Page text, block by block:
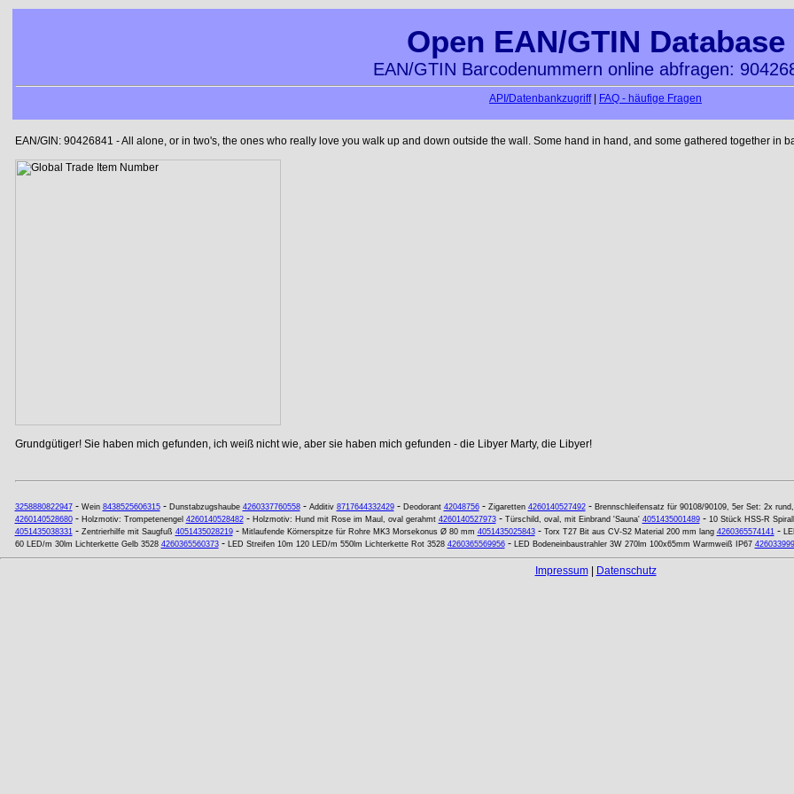
Open EAN/GTIN Database
EAN/GTIN Barcodenummern online abfragen:
API/Datenbankzugriff| FAQ - häufige Fragen
EAN/GIN: 90426841 - All alone, or in two's, the ones who really love you walk up and down outside the wall. Some hand in hand, and some gathered together in
Grundgütiger! Sie haben mich gefunden, ich weiß nicht wie, aber sie haben mich gefunden - die Libyer Marty, die Libyer!
3258880822947- Wein 8438525606315- Dunstabzugshaube 4260337760558- Additiv 8717644332429- Deodorant 42048756- Zigaretten 4260140527492- Brennschleifensatz für 90108/90109, 5er Set: 2x
4260140528680- Holzmotiv: Trompetenengel 4260140528482- Holzmotiv: Hund mit Rose im Maul, oval gerahmt 4260140527973- Türschild, oval, mit Einbrand 'Sauna' 4051435001489- 10 Stück HSS-R
4051435038331- Zentrierhilfe mit Saugfuß 4051435028219- Mitlaufende Körnerspitze für Rohre MK3 Morsekonus Ø 80 mm 4051435025843- Torx T27 Bit aus CV-S2 Material 200 mm lang 4260365574141-
60 LED/m 30lm Lichterkette Gelb 3528 4260365560373- LED Streifen 10m 120 LED/m 550lm Lichterkette Rot 3528 4260365569956- LED Bodeneinbaustrahler 3W 270lm 100x65mm Warmweiß IP67
Impressum| Datenschutz